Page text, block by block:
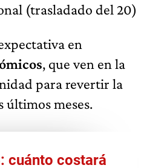
(trasladado del 20)
en
, que ven en la
para revertir la
últimos meses.
cuánto costará